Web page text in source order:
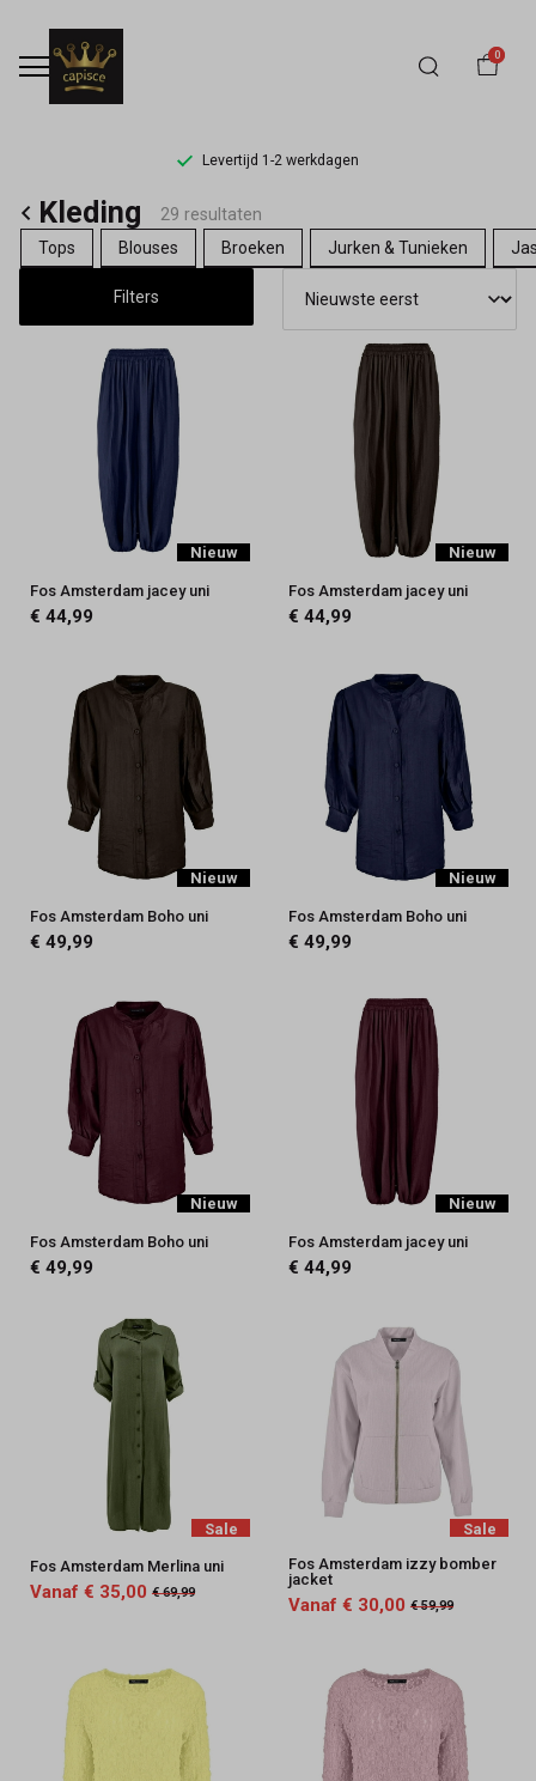
0
Levertijd 1-2 werkdagen
Kleding
Capisce
Mode
Kleding
29 resultaten
Tops
Blouses Broeken Jurken & Tunieken
Filters
Nieuw
Fos Amsterdam jacey uni
€ 44,99
Nieuw
Fos Amsterdam jacey uni
€ 44,99
Nieuw
Fos Amsterdam Boho uni
€ 49,99
Nieuw
Fos Amsterdam Boho uni
€ 49,99
Nieuw
Fos Amsterdam Boho uni
€ 49,99
Nieuw
Fos Amsterdam jacey uni
€ 44,99
Sale
Fos Amsterdam Merlina uni
Vanaf € 35,00 € 69,99
Sale
Fos Amsterdam izzy bomber
jacket
Vanaf € 30,00 € 59,99